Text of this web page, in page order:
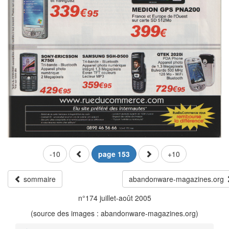
-10 page 153 +10
sommaire
abandonware-magazines.org
n°174 juillet-août 2005
(source des images : abandonware-magazines.org)